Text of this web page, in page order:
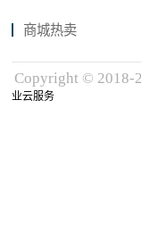
商城热卖
Copyright © 2018-
业云服务